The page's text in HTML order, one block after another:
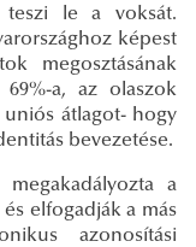
teszi le a voksát.
képest
megosztásának
a, az olaszok
uniós átlagot- hogy
bevezetése.
a
elfogadják a más
azonosítási